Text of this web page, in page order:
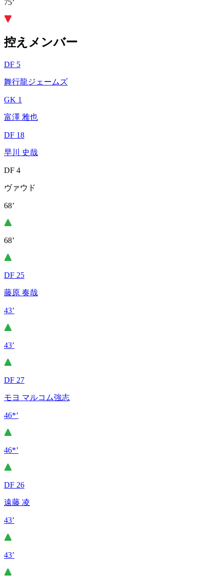
75’
控えメンバー
DF 5
舞行龍ジェームズ
GK 1
富澤 雅也
DF 18
早川 史哉
DF 4
ヴァウド
68’
68’
DF 25
藤原 奏哉
43’
43’
DF 27
モヨ マルコム強志
46*’
46*’
DF 26
遠藤 凌
43’
43’